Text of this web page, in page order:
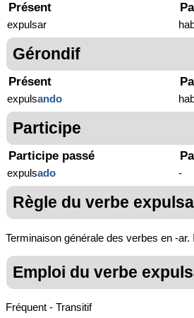
Présent
expulsar
Gérondif
Présent
expulsando
Participe
Participe passé
expulsado -
Règle du verbe
Terminaison générale des verbes en -
Emploi du verbe
Fréquent - Transitif